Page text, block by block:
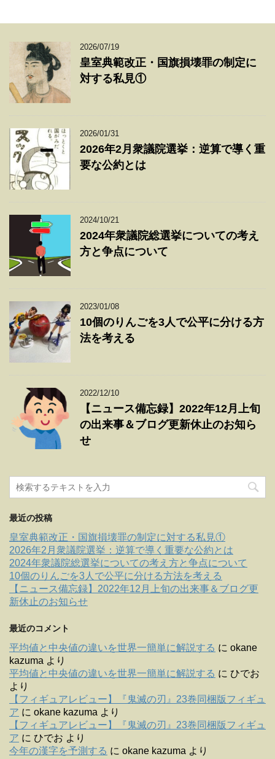
2026/07/19
皇室典範改正・国旗損壊罪の制定に
対する私見①
2026/01/31
2026年2月衆議院選挙：逆算で導く重
要な公約とは
2024/10/21
2024年衆議院総選挙についての考え
方と争点について
2023/01/08
10個のりんごを3人で公平に分ける方
法を考える
2022/12/10
【ニュース備忘録】2022年12月上旬
の出来事＆ブログ更新休止のお知ら
せ
最近の投稿
皇室典範改正・国旗損壊罪の制定に対する私見①
2026年2月衆議院選挙：逆算で導く重要な公約とは
2024年衆議院総選挙についての考え方と争点について
10個のりんごを3人で公平に分ける方法を考える
【ニュース備忘録】2022年12月上旬の出来事＆ブログ更
新休止のお知らせ
最近のコメント
平均値と中央値の違いを世界一簡単に解説する に okane
kazuma より
平均値と中央値の違いを世界一簡単に解説する に ひでお
より
【フィギュアレビュー】『鬼滅の刃』23巻同梱版フィギュ
ア に okane kazuma より
【フィギュアレビュー】『鬼滅の刃』23巻同梱版フィギュ
ア に ひでお より
今年の漢字を予測する に okane kazuma より